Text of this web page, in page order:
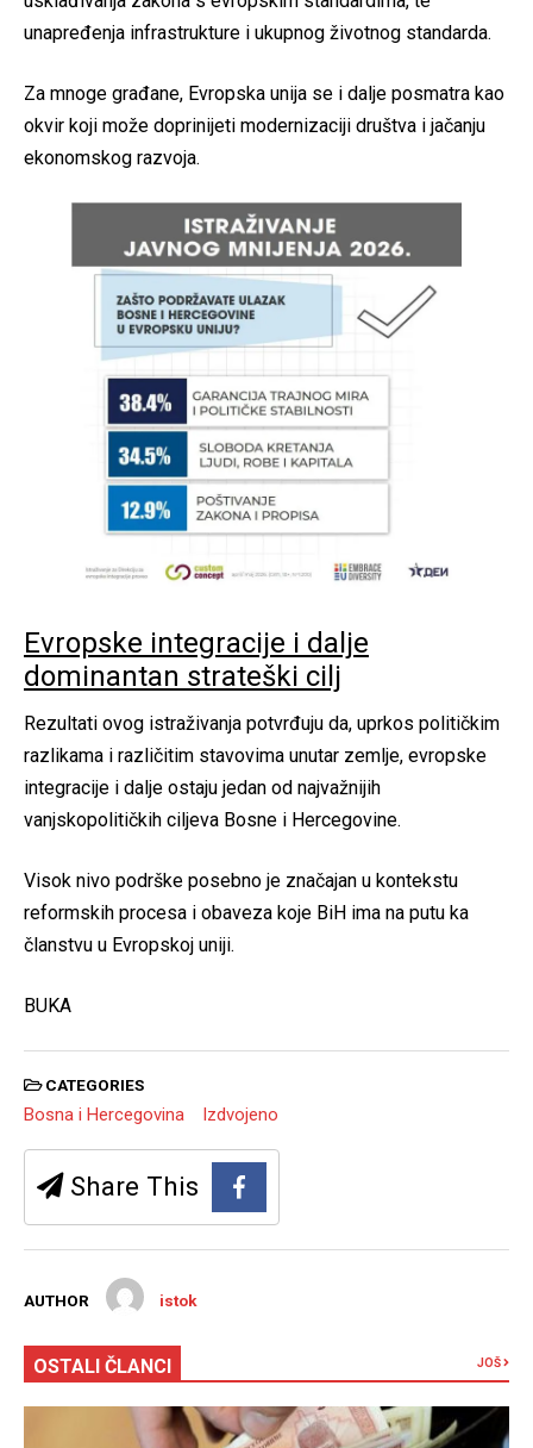
unapređenja infrastrukture i ukupnog životnog standarda.
Za mnoge građane, Evropska unija se i dalje posmatra kao
okvir koji može doprinijeti modernizaciji društva i jačanju
ekonomskog razvoja.
Evropske integracije i dalje
dominantan strateški cilj
Rezultati ovog istraživanja potvrđuju da, uprkos političkim
razlikama i različitim stavovima unutar zemlje, evropske
integracije i dalje ostaju jedan od najvažnijih
vanjskopolitičkih ciljeva Bosne i Hercegovine.
Visok nivo podrške posebno je značajan u kontekstu
reformskih procesa i obaveza koje BiH ima na putu ka
članstvu u Evropskoj uniji.
BUKA
CATEGORIES
Bosna i Hercegovina Izdvojeno
Share This
AUTHOR istok
OSTALI ČLANCI JOŠ